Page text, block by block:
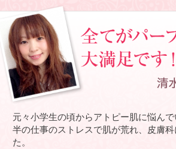
元々小学生の頃からアトピー肌に悩ん
半の仕事のストレスで肌が荒れ、皮膚
た。